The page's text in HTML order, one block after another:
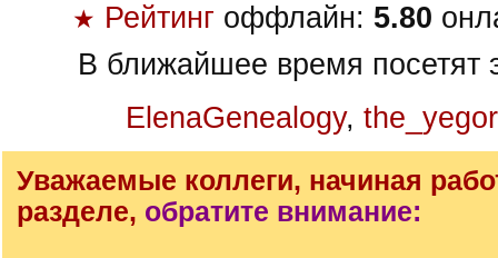
★ Рейтинг оффлайн: 5.80
В ближайшее время посетят
ElenaGenealogy, the_yegor
Уважаемые коллеги, начиная
разделе, обратите внимание: